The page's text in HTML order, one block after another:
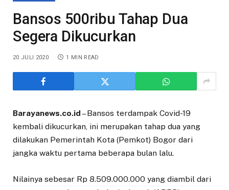
Bansos 500ribu Tahap Dua
Segera Dikucurkan
20 JULI 2020 1 MIN READ
Barayanews.co.id – Bansos terdampak Covid-19
kembali dikucurkan, ini merupakan tahap dua yang
dilakukan Pemerintah Kota (Pemkot) Bogor dari
jangka waktu pertama beberapa bulan lalu.
Nilainya sebesar Rp 8.509.000.000 yang diambil dari